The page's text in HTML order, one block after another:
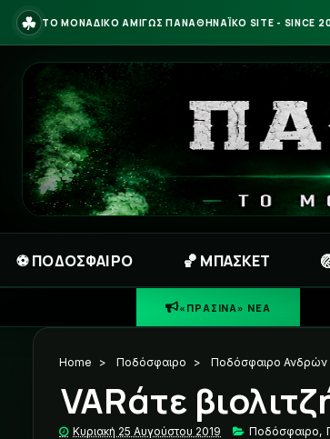
☘ ΤΟ ΜΟΝΑΔΙΚΟ ΑΜΙΓΩΣ ΠΑΝΑΘΗΝΑΪΚΟ SITE - SINCE
⚽ ΠΟΔΟΣΦΑΙΡΟ 🏀 ΜΠΑΣΚΕΤ
«ΠΡΑΣΙΝΑ» ΝΕΑ
Home > Ποδόσφαιρο > Ποδόσφαιρο Ανδρών
VARάτε
Κυριακή 25 Αυγούστου 2019 Ποδόσφαιρο,